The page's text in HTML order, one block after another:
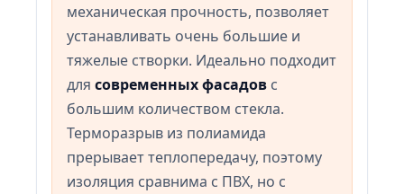
механическая прочность, позволяет
устанавливать очень большие и
тяжелые створки. Идеально подходит
для современных фасадов с
большим количеством стекла.
Терморазрыв из полиамида
прерывает теплопередачу, поэтому
изоляция сравнима с ПВХ, но с